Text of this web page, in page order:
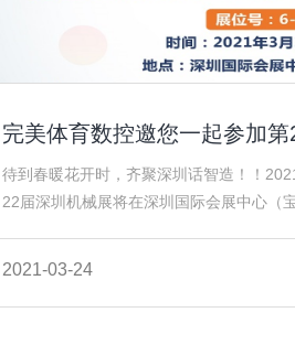
完美体育数控邀您一起参加
待到春暖花开时，齐聚深圳话智造！！
22届深圳机械展将在深圳国际会展中心（
上乘的金属激光切割机和雕刻机，满足金
2021-03-24